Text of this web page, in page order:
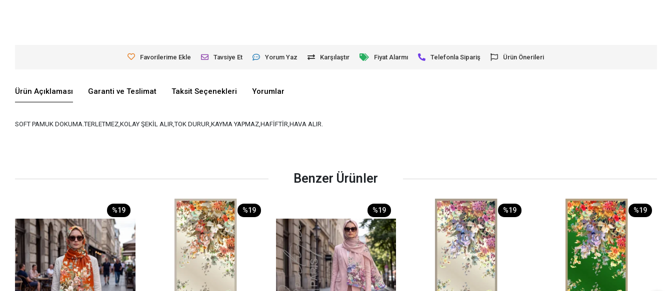
Favorilerime Ekle Tavsiye Et Yorum Yaz Karşılaştır Fiyat Alarmı Telefonla Sipariş Ürün Önerileri
Ürün Açıklaması Garanti ve Teslimat Taksit Seçenekleri Yorumlar
SOFT PAMUK DOKUMA.TERLETMEZ,KOLAY ŞEKİL ALIR,TOK DURUR,KAYMA YAPMAZ,HAFİFTİR,HAVA ALIR.
Benzer Ürünler
%19 %19 %19 %19 %19